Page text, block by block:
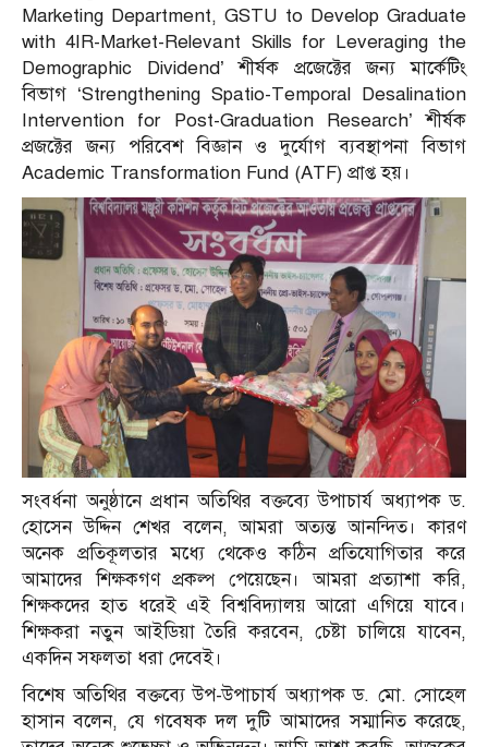
Marketing Department, GSTU to Develop Graduate
with 4IR-Market-Relevant Skills for Leveraging the
Demographic Dividend’ শীর্ষক প্রজেক্টের জন্য মার্কেটিং
বিভাগ ‘Strengthening Spatio-Temporal Desalination
Intervention for Post-Graduation Research’ শীর্ষক
প্রজক্টের জন্য পরিবেশ বিজ্ঞান ও দুর্যোগ ব্যবস্থাপনা বিভাগ
Academic Transformation Fund (ATF) প্রাপ্ত হয়।
সংবর্ধনা অনুষ্ঠানে প্রধান অতিথির বক্তব্যে উপাচার্য অধ্যাপক ড.
হোসেন উদ্দিন শেখর বলেন, আমরা অত্যন্ত আনন্দিত। কারণ
অনেক প্রতিকূলতার মধ্যে থেকেও কঠিন প্রতিযোগিতার করে
আমাদের শিক্ষকগণ প্রকল্প পেয়েছেন। আমরা প্রত্যাশা করি,
শিক্ষকদের হাত ধরেই এই বিশ্ববিদ্যালয় আরো এগিয়ে যাবে।
শিক্ষকরা নতুন আইডিয়া তৈরি করবেন, চেষ্টা চালিয়ে যাবেন,
একদিন সফলতা ধরা দেবেই।
বিশেষ অতিথির বক্তব্যে উপ-উপাচার্য অধ্যাপক ড. মো. সোহেল
হাসান বলেন, যে গবেষক দল দুটি আমাদের সম্মানিত করেছে,